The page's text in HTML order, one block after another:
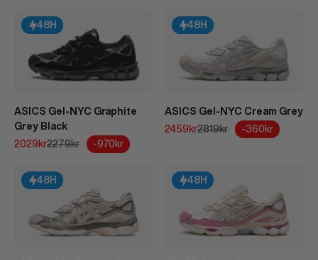
48H
ASICS Gel-NYC Graphite
Grey Black
REA-pris
2029krPris
2279kr -970kr
48H
ASICS Gel-NYC Cream Grey
REA-pris
2459krPris
2819kr -360kr
48H 48H